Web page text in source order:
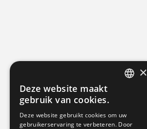
ENGLISH
×
Deze website maakt
gebruik van cookies.
Deze website gebruikt cookies om uw
gebruikerservaring te verbeteren. Door